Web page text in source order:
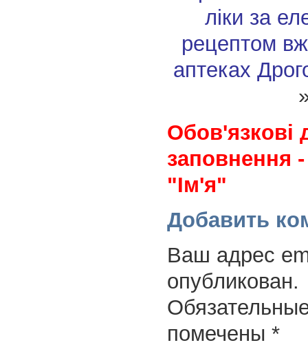
ліки за
рецептом
аптеках
Обов'язкові
заповнення
"Ім'я"
Добавить
Ваш адрес
опубликован.
помечены *